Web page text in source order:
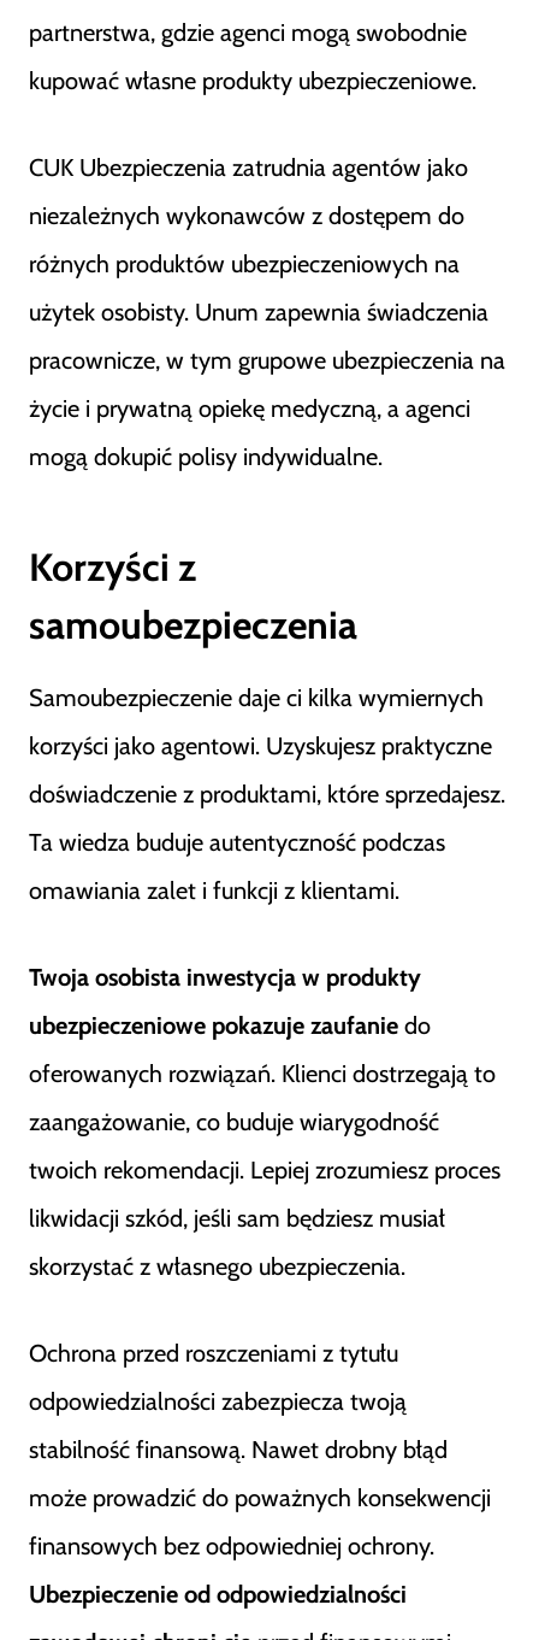
partnerstwa, gdzie agenci mogą swobodnie
kupować własne produkty ubezpieczeniowe.
CUK Ubezpieczenia zatrudnia agentów jako
niezależnych wykonawców z dostępem do
różnych produktów ubezpieczeniowych na
użytek osobisty. Unum zapewnia świadczenia
pracownicze, w tym grupowe ubezpieczenia na
życie i prywatną opiekę medyczną, a agenci
mogą dokupić polisy indywidualne.
Korzyści z
samoubezpieczenia
Samoubezpieczenie daje ci kilka wymiernych
korzyści jako agentowi. Uzyskujesz praktyczne
doświadczenie z produktami, które sprzedajesz.
Ta wiedza buduje autentyczność podczas
omawiania zalet i funkcji z klientami.
Twoja osobista inwestycja w produkty
ubezpieczeniowe pokazuje zaufanie do
oferowanych rozwiązań. Klienci dostrzegają to
zaangażowanie, co buduje wiarygodność
twoich rekomendacji. Lepiej zrozumiesz proces
likwidacji szkód, jeśli sam będziesz musiał
skorzystać z własnego ubezpieczenia.
Ochrona przed roszczeniami z tytułu
odpowiedzialności zabezpiecza twoją
stabilność finansową. Nawet drobny błąd
może prowadzić do poważnych konsekwencji
finansowych bez odpowiedniej ochrony.
Ubezpieczenie od odpowiedzialności